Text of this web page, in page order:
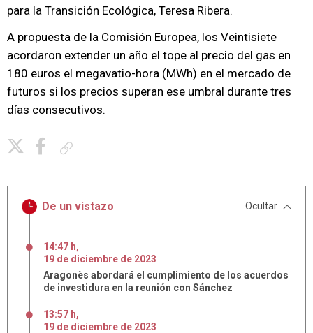
para la Transición Ecológica, Teresa Ribera.
A propuesta de la Comisión Europea, los Veintisiete
acordaron extender un año el tope al precio del gas en
180 euros el megavatio-hora (MWh) en el mercado de
futuros si los precios superan ese umbral durante tres
días consecutivos.
De un vistazo Ocultar
14:47 h,
19 de diciembre de 2023
Aragonès abordará el cumplimiento de los acuerdos
de investidura en la reunión con Sánchez
13:57 h,
19 de diciembre de 2023